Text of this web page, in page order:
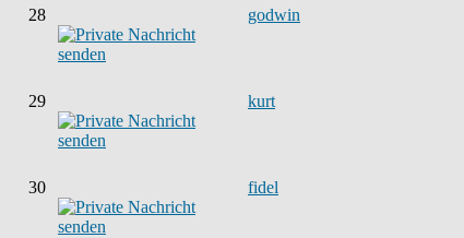
28 godwin
29 kurt
30 fidel